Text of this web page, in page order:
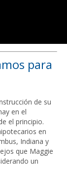
para
de su
en el
el principio.
en
Indiana y
que Maggie
un